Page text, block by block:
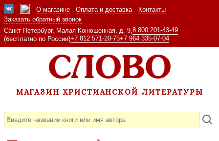
О магазине Оплата и доставка
Контакты
Заказать обратный звонок
Санкт-Петербург, Малая Конюшенная, д. 9, 8 800 201-43-49
(бесплатно по России)+7 812 571-20-75+7 964 335-07-04
МАГАЗИН ХРИСТИАНСКОЙ ЛИТЕРАТУРЫ